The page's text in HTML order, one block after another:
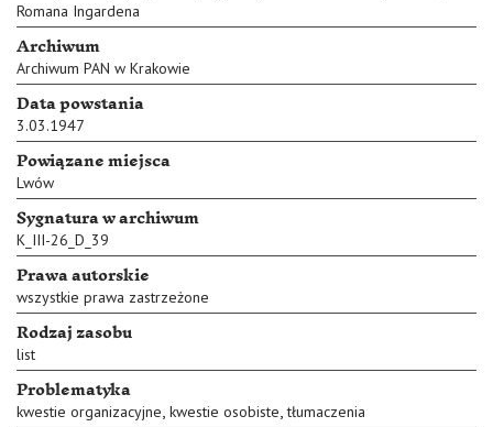
Romana Ingardena
Archiwum
Archiwum PAN w Krakowie
Data powstania
3.03.1947
Powiązane miejsca
Lwów
Sygnatura w archiwum
K_III-26_D_39
Prawa autorskie
wszystkie prawa zastrzeżone
Rodzaj zasobu
list
Problematyka
kwestie organizacyjne, kwestie osobiste,tłumaczenia